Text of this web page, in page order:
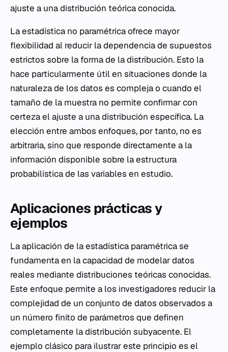
ajuste a una distribución teórica conocida.
La estadística no paramétrica ofrece mayor
flexibilidad al reducir la dependencia de supuestos
estrictos sobre la forma de la distribución. Esto la
hace particularmente útil en situaciones donde la
naturaleza de los datos es compleja o cuando el
tamaño de la muestra no permite confirmar con
certeza el ajuste a una distribución específica. La
elección entre ambos enfoques, por tanto, no es
arbitraria, sino que responde directamente a la
información disponible sobre la estructura
probabilística de las variables en estudio.
Aplicaciones prácticas y
ejemplos
La aplicación de la estadística paramétrica se
fundamenta en la capacidad de modelar datos
reales mediante distribuciones teóricas conocidas.
Este enfoque permite a los investigadores reducir la
complejidad de un conjunto de datos observados a
un número finito de parámetros que definen
completamente la distribución subyacente. El
ejemplo clásico para ilustrar este principio es el